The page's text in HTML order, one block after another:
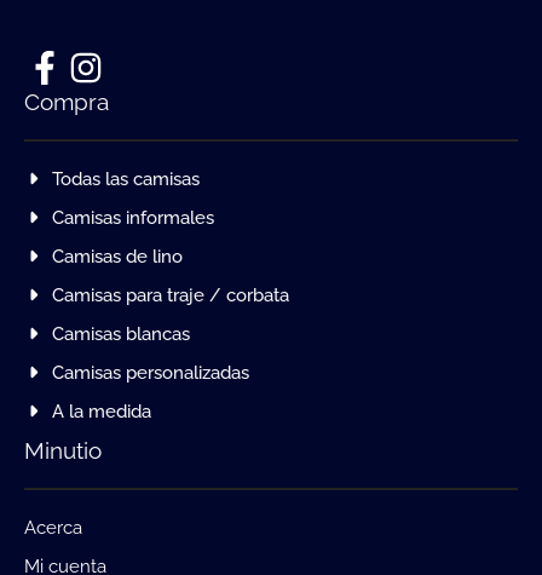
Compra
Todas las camisas
Camisas informales
Camisas de lino
Camisas para traje / corbata
Camisas blancas
Camisas personalizadas
A la medida
Minutio
Acerca
Mi cuenta